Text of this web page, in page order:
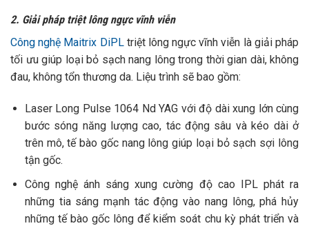
2. Giải pháp triệt lông ngực vĩnh viễn
Công nghệ Maitrix DiPLtriệt lông ngực vĩnh viễn là giải pháp
tối ưu giúp loại bỏ sạch nang lông trong thời gian dài, không
đau, không tổn thương da. Liệu trình sẽ bao gồm:
Laser Long Pulse 1064 Nd YAG với độ dài xung lớn cùng
bước sóng năng lượng cao, tác động sâu và kéo dài ở
trên mô, tế bào gốc nang lông giúp loại bỏ sạch sợi lông
tận gốc.
Công nghệ ánh sáng xung cường độ cao IPL phát ra
những tia sáng mạnh tác động vào nang lông, phá hủy
những tế bào gốc lông để kiểm soát chu kỳ phát triển và